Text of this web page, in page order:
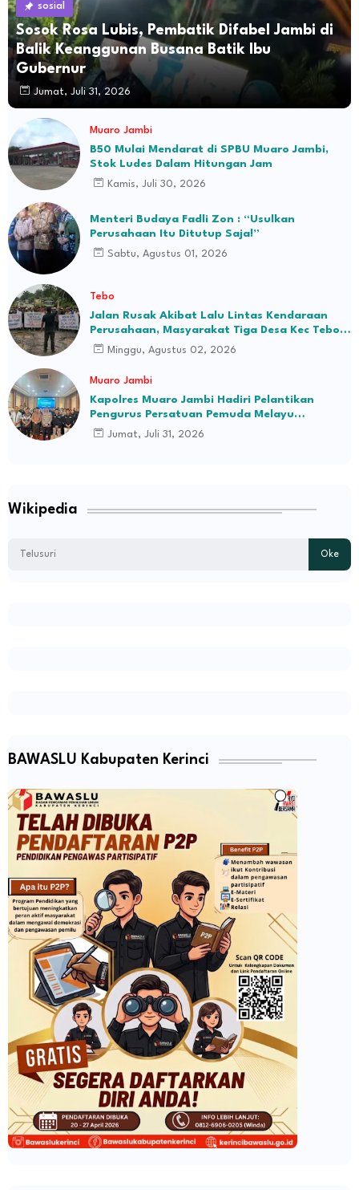
sosial
Sosok Rosa Lubis, Pembatik Difabel Jambi di
Balik Keanggunan Busana Batik Ibu
Gubernur
Jumat, Juli 31, 2026
Muaro Jambi
B50 Mulai Mendarat di SPBU Muaro Jambi,
Stok Ludes Dalam Hitungan Jam
Kamis, Juli 30, 2026
Menteri Budaya Fadli Zon : “Usulkan
Perusahaan Itu Ditutup Saja!”
Sabtu, Agustus 01, 2026
Tebo
Jalan Rusak Akibat Lalu Lintas Kendaraan
Perusahaan, Masyarakat Tiga Desa Kec Tebo
Ilir Bakal Blokade Jalan
Minggu, Agustus 02, 2026
Muaro Jambi
Kapolres Muaro Jambi Hadiri Pelantikan
Pengurus Persatuan Pemuda Melayu
Kabupaten Muaro Jambi Periode 2026–2031
Jumat, Juli 31, 2026
Wikipedia
BAWASLU Kabupaten Kerinci